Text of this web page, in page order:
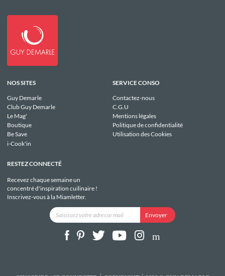
NOS SITES
Guy Demarle
Club Guy Demarle
Le Mag'
Boutique
Be Save
i-Cook'in
SERVICE CONSO
Contactez-nous
C.G.U
Mentions légales
Politique de confidentialité
Utilisation des Cookies
RESTEZ CONNECTÉ
Recevez chaque semaine un
concentré d'inspiration cuilinaire !
Inscrivez-vous à la Miamletter.